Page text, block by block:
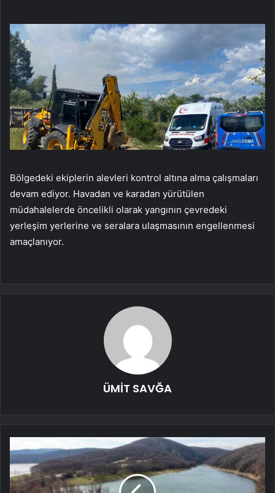
Bölgedeki ekiplerin alevleri kontrol altına alma çalışmaları
devam ediyor. Havadan ve karadan yürütülen
müdahalelerde öncelikli olarak yangının çevredeki
yerleşim yerlerine ve seralara ulaşmasının engellenmesi
amaçlanıyor.
ÜMİT SAVĞA